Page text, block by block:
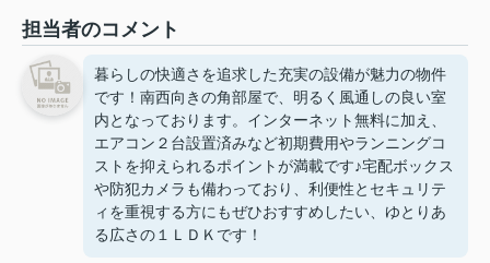
担当者のコメント
暮らしの快適さを追求した充実の設備が魅力の物件
です！南西向きの角部屋で、明るく風通しの良い室
内となっております。インターネット無料に加え、
エアコン２台設置済みなど初期費用やランニングコ
ストを抑えられるポイントが満載です♪宅配ボックス
や防犯カメラも備わっており、利便性とセキュリテ
ィを重視する方にもぜひおすすめしたい、ゆとりあ
る広さの１ＬＤＫです！